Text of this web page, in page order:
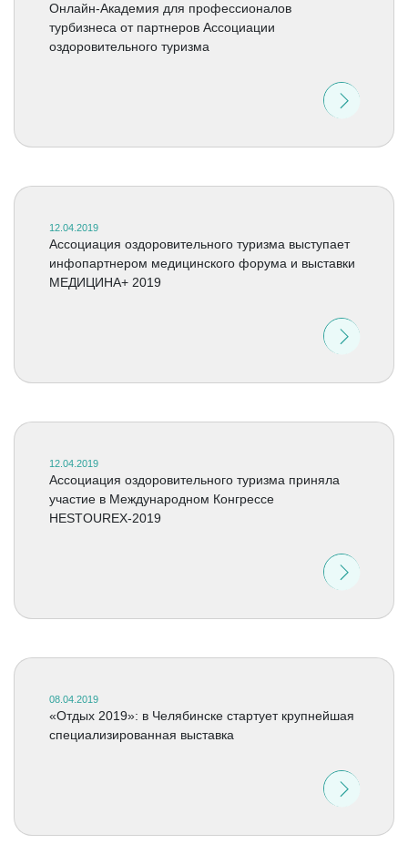
Онлайн-Академия для профессионалов
турбизнеса от партнеров Ассоциации
оздоровительного туризма
12.04.2019
Ассоциация оздоровительного туризма выступает
инфопартнером медицинского форума и выставки
МЕДИЦИНА+ 2019
12.04.2019
Ассоциация оздоровительного туризма приняла
участие в Международном Конгрессе
HESTOUREX-2019
08.04.2019
«Отдых 2019»: в Челябинске стартует крупнейшая
специализированная выставка